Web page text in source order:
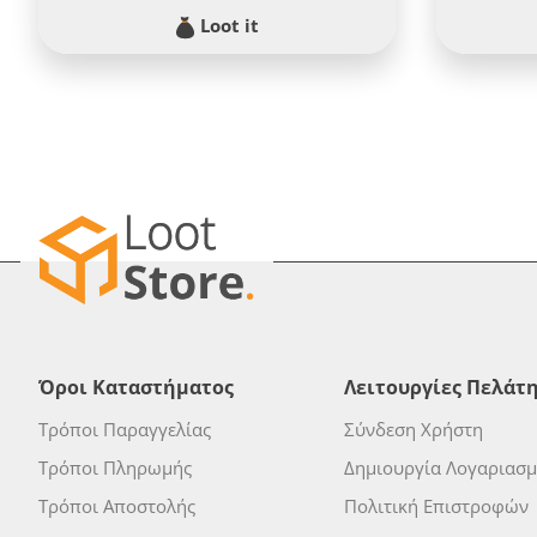
Loot it
Όροι Καταστήματος
Τρόποι Παραγγελίας
Τρόποι Πληρωμής
Τρόποι Αποστολής
Λειτουργίες
Σύνδεση Χρήστη
Δημιουργία
Πολιτική Επιστροφών